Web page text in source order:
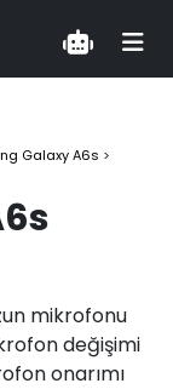
Galaxy A6s >
mikrofonu
değişimi
onarımı